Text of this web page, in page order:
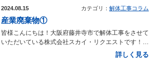
害を及ぼすことがあります。特に窓ガラスが割れてい
ると、誰も住んでいないと思われるため、よりリスク
が高まります。 火災のリスクがある空き家が放置さ
れると、放火や漏電による火災の危険があります。火
災が発生すると、発見が遅れることが多く、火が広が
ってからの対応は困難です。火災の際には、残存物の
き家を建て替える場合には、新しい建物を建てるため
の費用とともに空き家の解体工事費用を住宅ローンに
工事の費用が一緒に組み込まれるため、総額が高くな
ることを理解しておく必要があります。 【空き家解
体ローン】 空き家の解体工事専用のローンで、解体
紹介していきます。 ■産業廃棄物の処理の流れ 産業
廃棄物の処理過程は非常に詳細で、特に大阪の解体工
事業者はこの流れをしっかり把握しておく必要があり
ます。 大阪の皆さんには馴染みのない部分もあるか
処理の基本的な流れを簡単にご紹介します！ 大阪の
2024.08.15 カテゴリ：解体工事コラム
産業廃棄物①
皆様こんにちは！大阪府藤井寺市で解体工事をさせて
いただいている株式会社スカイ・リクエストです！大
阪の物件で解体工事を考えられている皆様の中には、
詳しく見る